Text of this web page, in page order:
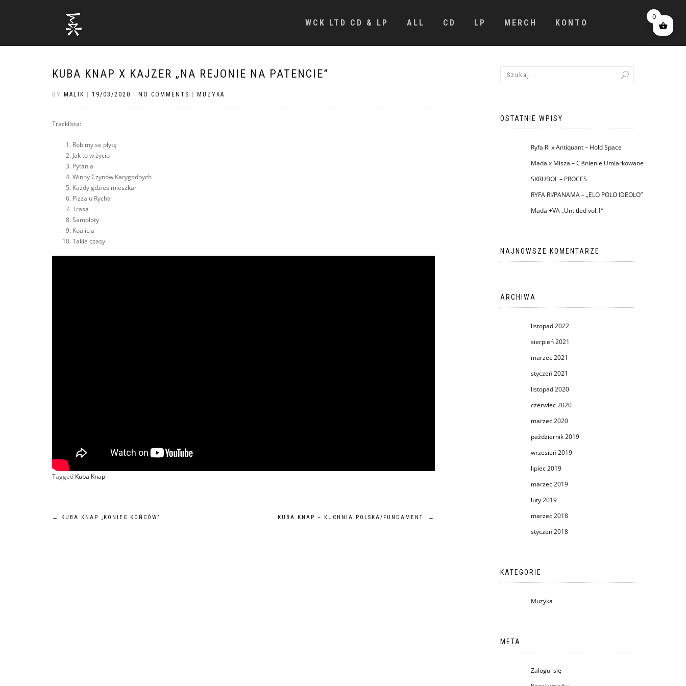
WCK LTD CD & LP ALL CD LP MERCH KONTO
KUBA KNAP X KAJZER „NA REJONIE NA PATENCIE”
BY MALIK 19/03/2020 NO COMMENTS MUZYKA
Tracklista:
Robimy se płytę
Jak to w życiu
Pytania
Winny Czynów Karygodnych
Każdy gdzieś mieszkał
Pizza u Rycha
Trasa
Samoloty
Koalicja
Takie czasy
Tagged Kuba Knap
Nawigacja
← KUBA KNAP „KONIEC KOŃCÓW” KUBA KNAP – KUCHNIA POLSKA/FUNDAMENT →
OSTATNIE WPISY
Ryfa Ri x Antiquant – Hold Space
Mada x Misza – Ciśnienie Umiarkowane
SKRUBOL – PROCES
RYFA RI/PANAMA – „ELO POLO IDEOLO”
Mada +VA „Untitled vol.1”
NAJNOWSZE KOMENTARZE
ARCHIWA
listopad 2022
sierpień 2021
marzec 2021
styczeń 2021
listopad 2020
czerwiec 2020
marzec 2020
październik 2019
wrzesień 2019
lipiec 2019
marzec 2019
luty 2019
marzec 2018
styczeń 2018
KATEGORIE
Muzyka
META
Zaloguj się
0